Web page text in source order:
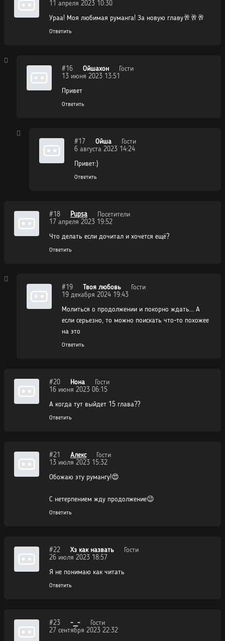
11 апреля 2023 10:30
Ураа! Моя любимая руманга! За новую главу🥂🥂🥂
Ответить
#16 Ойшахон
Гости
13 июня 2023 13:51
Привет
Ответить
#17 Ойша
Гости
6 августа 2023 14:24
Привет:)
Ответить
#18 Pupsa
Посетители
17 апреля 2023 19:52
Что делать если дочитал и хочется ещё?
Ответить
#19 Твоя любовь
Гости
19 декабря 2024 19:43
Молиться о продолжении и покорно ждать... А
если серьезно, то можно поискать что-то похожее
на это
Ответить
#20 Нона
Гости
16 июня 2023 06:15
А когда тут выйдет 15 глава??
Ответить
#21 Алекс
Гости
13 июля 2023 15:32
Обожаю эту румангу!😍
С нетерпением жду продолжение😉
Ответить
#22 Хз как назвать
Гости
26 июля 2023 18:57
Я не понимаю как читать
Ответить
#23 -_-
Гости
27 сентября 2023 22:32